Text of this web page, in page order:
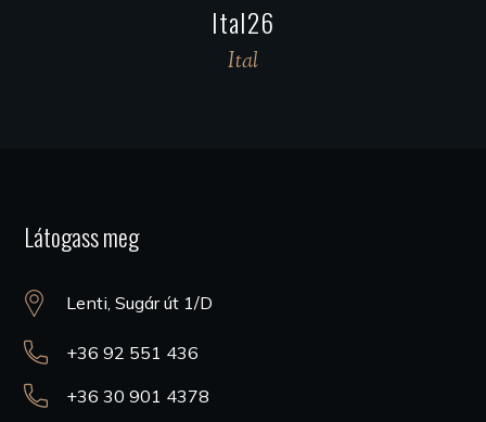
Ital18
Ital
Látogass meg
Lenti, Sugár út 1/D
+36 92 551 436
+36 30 901 4378